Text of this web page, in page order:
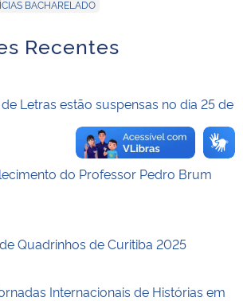
BACHARELADO
Recentes
Letras estão suspensas no dia 25 de
do Professor Pedro Brum
Quadrinhos de Curitiba 2025
Internacionais de Histórias em